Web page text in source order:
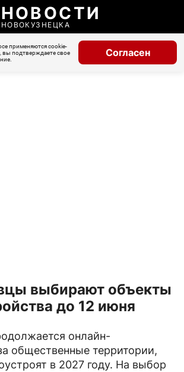
НОВОСТИ
НОВОКУЗНЕЦКА
применяются cookie-
вы подтверждаете свое
Согласен
выбирают объекты
до 12 июня
онлайн-
общественные территории,
в 2027 году. На выбор